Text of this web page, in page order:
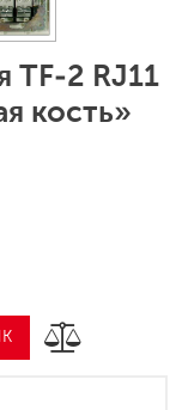
TF-2 RJ11
кость»